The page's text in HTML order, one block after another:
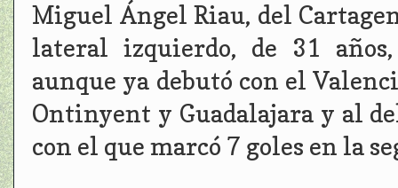
Miguel Ángel Riau, del
lateral izquierdo, de 31
aunque ya debutó con el
Ontinyent y Guadalajara y al
con el que marcó 7 goles en la